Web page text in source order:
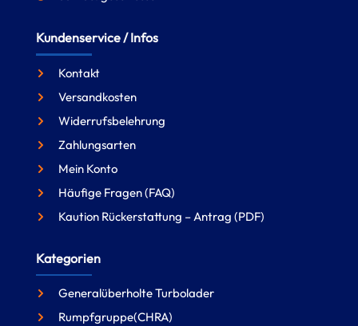
Kundenservice / Infos
Kontakt
Versandkosten
Widerrufsbelehrung
Zahlungsarten
Mein Konto
Häufige Fragen (FAQ)
Kaution Rückerstattung – Antrag (PDF)
Kategorien
Generalüberholte Turbolader
Rumpfgruppe(CHRA)